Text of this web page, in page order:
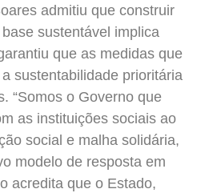
admitiu que construir
sustentável implica
que as medidas que
sustentabilidade prioritária
“Somos o Governo que
as instituições sociais ao
social e malha solidária,
modelo de resposta em
acredita que o Estado,